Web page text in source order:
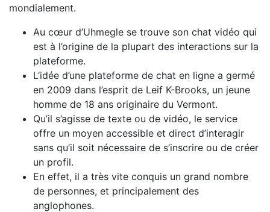
mondialement.
Au cœur d’Uhmegle se trouve son chat vidéo qui
est à l’origine de la plupart des interactions sur la
plateforme.
L’idée d’une plateforme de chat en ligne a germé
en 2009 dans l’esprit de Leif K-Brooks, un jeune
homme de 18 ans originaire du Vermont.
Qu’il s’agisse de texte ou de vidéo, le service
offre un moyen accessible et direct d’interagir
sans qu’il soit nécessaire de s’inscrire ou de créer
un profil.
En effet, il a très vite conquis un grand nombre
de personnes, et principalement des
anglophones.